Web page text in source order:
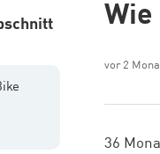
vor 2
36